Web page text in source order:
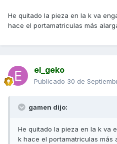
He quitado la pieza en la k va
hace el portamatriculas más
el_geko
Publicado 30 de
gamen dijo:
He quitado la pieza en la k va
k hace el portamatriculas más